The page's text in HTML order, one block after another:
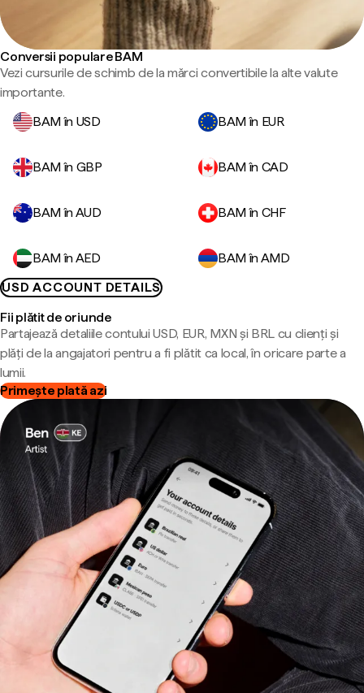
Conversii populare BAM
Vezi cursurile de schimb de la mărci convertibile la alte valute
importante.
BAM în USD
BAM în EUR
BAM în GBP BAM în CAD
BAM în AUD BAM în CHF
BAM în AED
BAM în AMD
USD ACCOUNT DETAILS
Fii plătit de oriunde
Partajează detaliile contului USD, EUR, MXN și BRL cu clienți și
plăți de la angajatori pentru a fi plătit ca local, în oricare parte a
lumii.
Primește plată azi